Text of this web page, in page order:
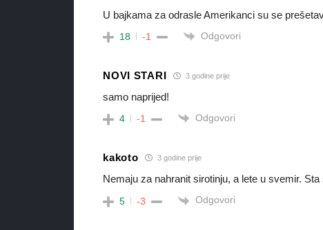
U bajkama za odrasle Amerikanci su se
18 -1 Odgovori
NOVI STARI 3 godine prije
samo naprijed!
4 -1 Odgovori
kakoto 3 godine prije
Nemaju za nahranit sirotinju, a lete u svemir.
5 -3 Odgovori